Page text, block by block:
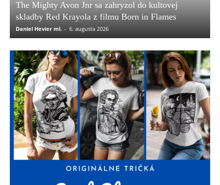
The Mighty Avon Jnr sa zahryzol do kultovej
skladby Red Krayola z filmu Born in Flames
Daniel Hevier ml. - 6. augusta 2026